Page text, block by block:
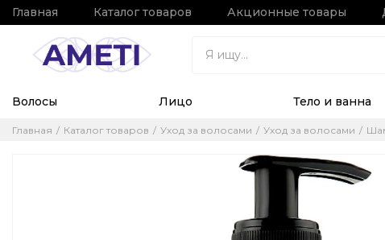
Главная Каталог товаров Акционные товары
Волосы Лицо Тело и ванна
Главная Каталог товаров Уход за волосами Уход за волосами